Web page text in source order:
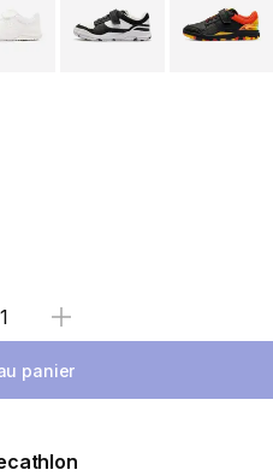
Sélectionnez la quantité
panier